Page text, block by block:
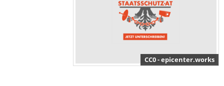
CC0 - epicenter.works